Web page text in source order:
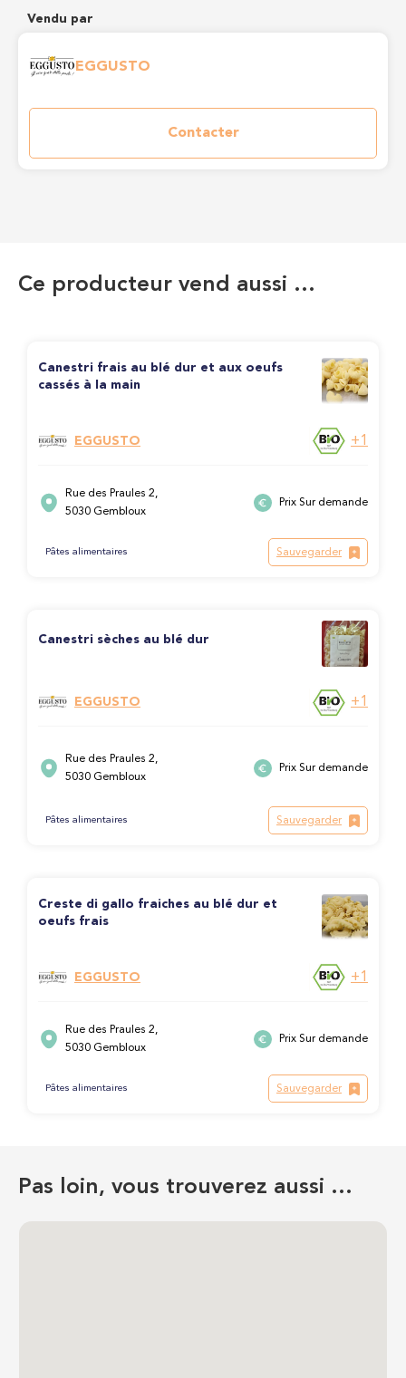
Vendu par
EGGUSTO
Contacter
Ce producteur vend aussi …
Canestri frais au blé dur et aux oeufs
cassés à la main
EGGUSTO +1
Rue des Praules 2,
5030 Gembloux
Prix Sur demande
Pâtes alimentaires Sauvegarder
Canestri sèches au blé dur
EGGUSTO +1
Rue des Praules 2,
5030 Gembloux
Prix Sur demande
Pâtes alimentaires Sauvegarder
Creste di gallo fraiches au blé dur et
oeufs frais
EGGUSTO +1
Rue des Praules 2,
5030 Gembloux
Prix Sur demande
Pâtes alimentaires Sauvegarder
Pas loin, vous trouverez aussi …